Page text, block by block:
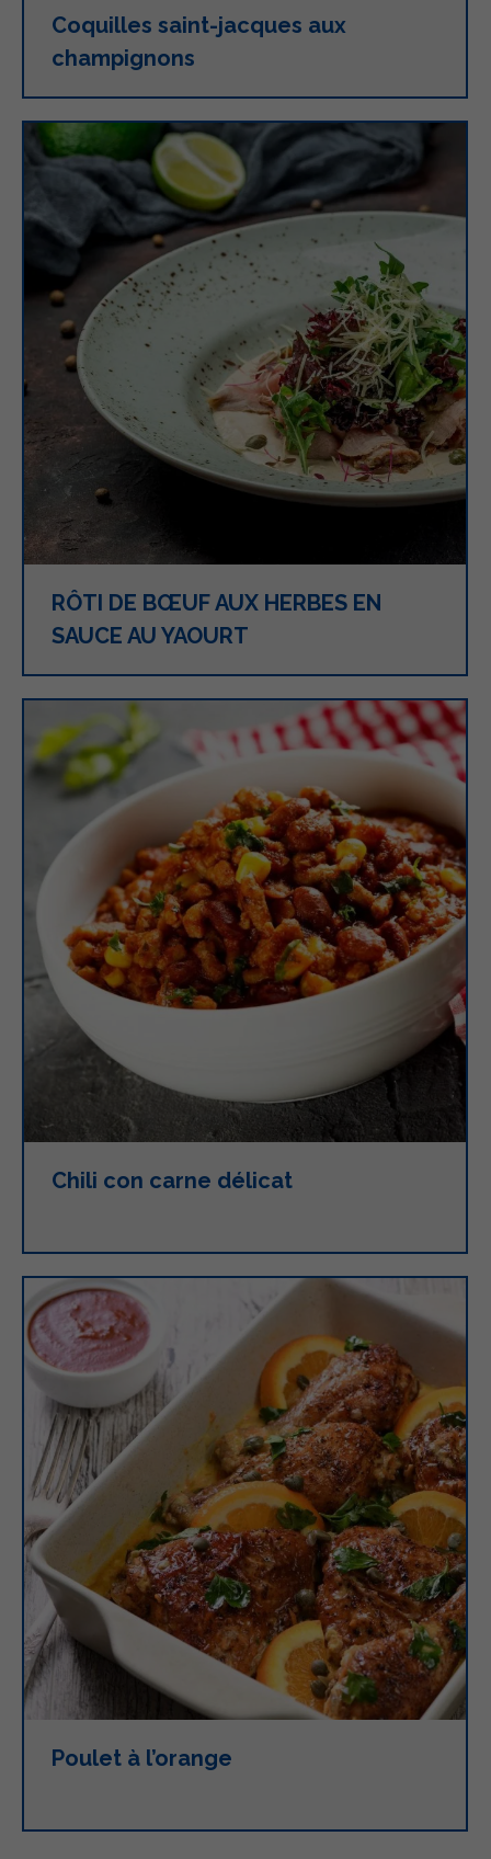
Coquilles saint-jacques aux
champignons
RÔTI DE BŒUF AUX HERBES EN
SAUCE AU YAOURT
Chili con carne délicat
Poulet à l’orange